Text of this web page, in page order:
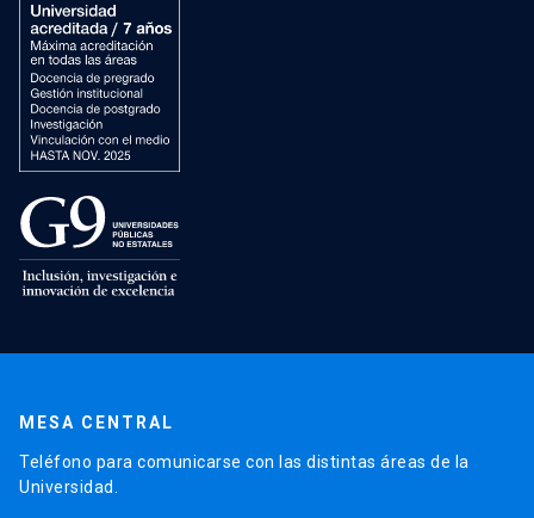
MESA CENTRAL
Teléfono para comunicarse con las distintas áreas de la
Universidad.